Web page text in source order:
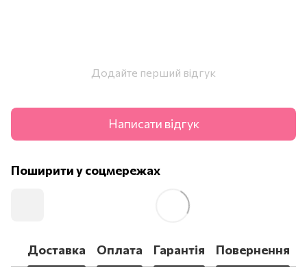
Додайте перший відгук
Написати відгук
Поширити у соцмережах
Доставка Оплата Гарантія Повернення